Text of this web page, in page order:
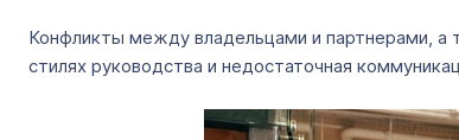
Конфликты между владельцами и партнерами, а
стилях руководства и недостаточная